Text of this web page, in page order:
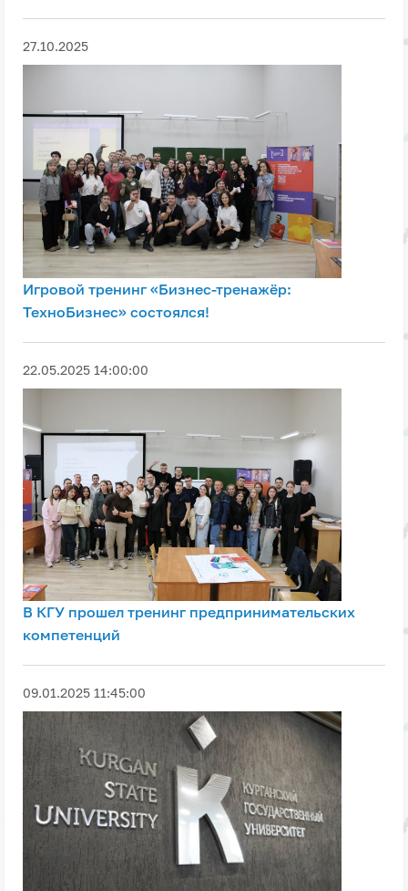
27.10.2025
Игровой тренинг «Бизнес-тренажёр:
ТехноБизнес» состоялся!
22.05.2025 14:00:00
В КГУ прошел тренинг предпринимательских
компетенций
09.01.2025 11:45:00